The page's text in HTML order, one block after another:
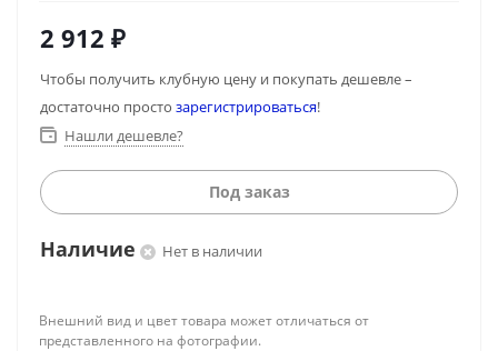
2 912 ₽
Чтобы получить клубную цену и покупать дешевле –
достаточно просто зарегистрироваться!
Нашли дешевле?
Под заказ
Наличие Нет в наличии
Внешний вид и цвет товара может отличаться от
представленного на фотографии.